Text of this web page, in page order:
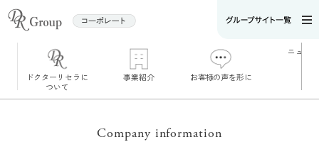
ドクターリセラに
ついて
事業紹介 お客様の声を形に
ニュース
Company information